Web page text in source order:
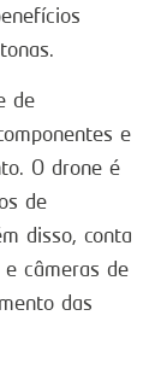
de
e
O drone é
de
disso, conta
câmeras de
das